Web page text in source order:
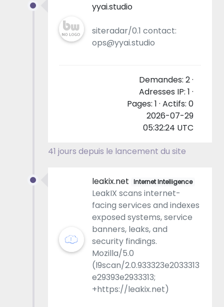
yyai.studio
siteradar/0.1 contact:
ops@yyai.studio
Demandes: 2 ·
Adresses IP: 1 ·
Pages: 1 · Actifs: 0
2026-07-29
05:32:24 UTC
41 jours depuis le lancement du site
leakix.net Internet Intelligence
LeakIX scans internet-
facing services and indexes
exposed systems, service
banners, leaks, and
security findings.
Mozilla/5.0
(l9scan/2.0.933323e2033313
e29393e2933313;
+https://leakix.net)